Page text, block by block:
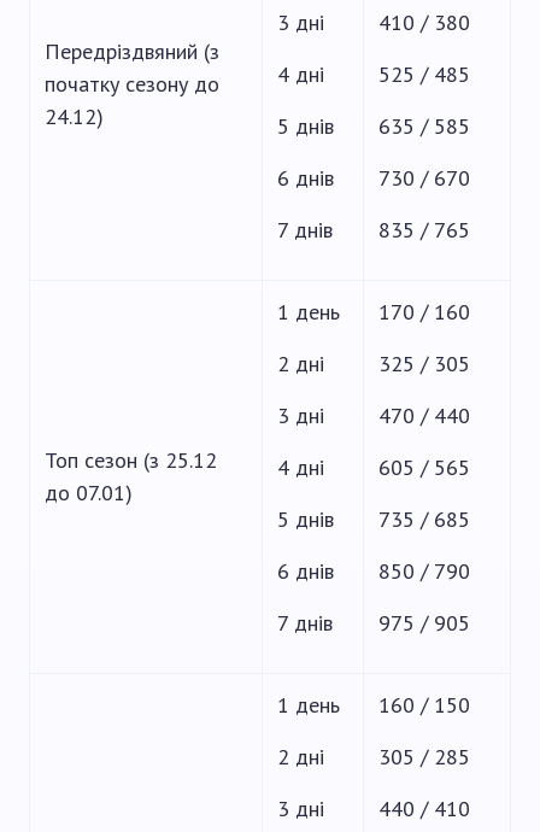
Передріздвяний (з
початку сезону до
24.12)
3 дні
4 дні
5 днів
6 днів
7 днів
410 / 380
525 / 485
635 / 585
730 / 670
835 / 765
Топ сезон (з 25.12
до 07.01)
1 день
2 дні
3 дні
4 дні
5 днів
6 днів
7 днів
170 / 160
325 / 305
470 / 440
605 / 565
735 / 685
850 / 790
975 / 905
1 день
2 дні
3 дні
160 / 150
305 / 285
440 / 410